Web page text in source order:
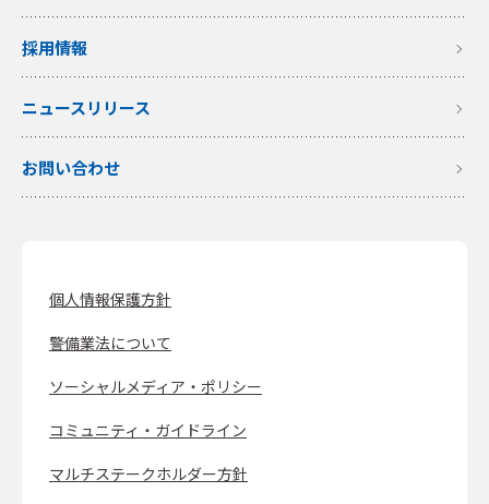
採用情報
ニュースリリース
お問い合わせ
個人情報保護方針
警備業法について
ソーシャルメディア・ポリシー
コミュニティ・ガイドライン
マルチステークホルダー方針